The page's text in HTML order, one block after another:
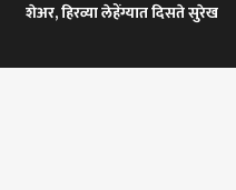
शेअर, हिरव्या लेहेंग्यात दिसते सुरेख